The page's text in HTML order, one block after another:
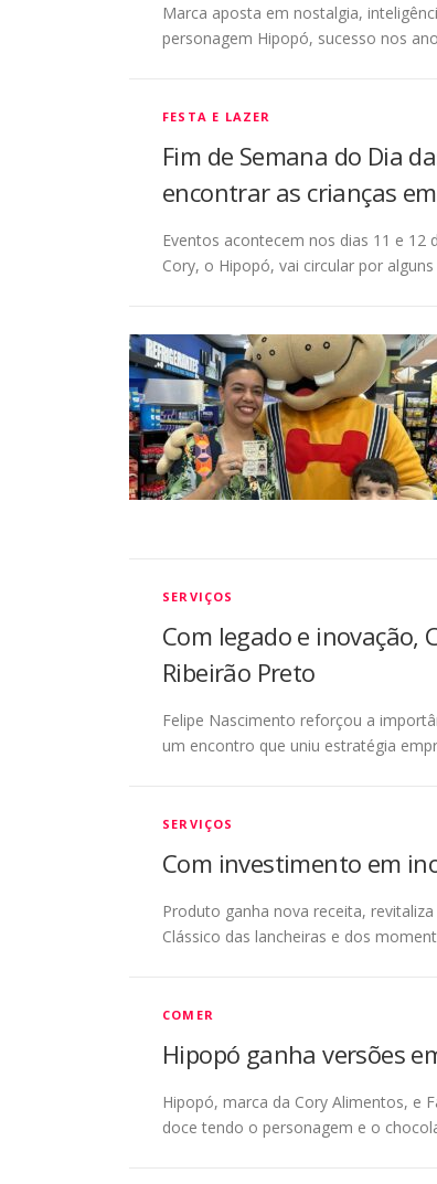
Marca aposta em nostalgia,
personagem Hipopó, sucesso nos
FESTA E LAZER
Fim de Semana do Dia
encontrar as crianças
Eventos acontecem nos dias 11 e
Cory, o Hipopó, vai circular por
SERVIÇOS
Com legado e inovação,
Ribeirão Preto
Felipe Nascimento reforçou a
um encontro que uniu estratégia
SERVIÇOS
Com investimento em
Produto ganha nova receita,
Clássico das lancheiras e dos
COMER
Hipopó ganha versões
Hipopó, marca da Cory Alimentos, e
doce tendo o personagem e o